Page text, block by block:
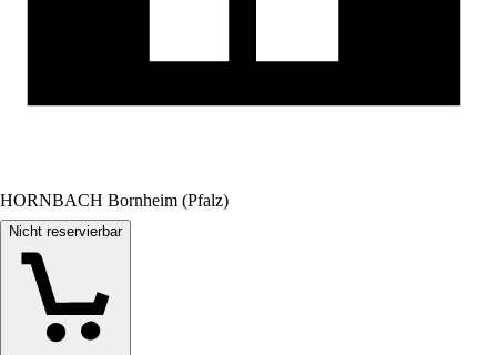
HORNBACH Bornheim (Pfalz)
Nicht reservierbar